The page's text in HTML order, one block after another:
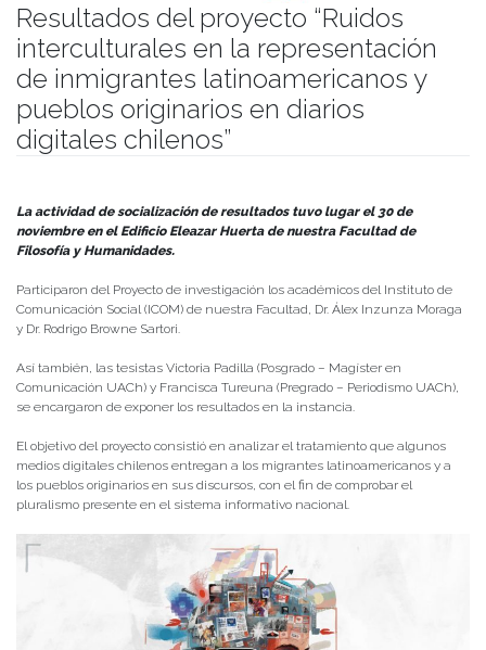
Resultados del proyecto “Ruidos
interculturales en la representación
de inmigrantes latinoamericanos y
pueblos originarios en diarios
digitales chilenos”
La actividad de socialización de resultados tuvo lugar el 30 de
noviembre en el Edificio Eleazar Huerta de nuestra Facultad de
Filosofía y Humanidades.
Participaron del Proyecto de investigación los académicos del Instituto de
Comunicación Social (ICOM) de nuestra Facultad, Dr. Álex Inzunza Moraga
y Dr. Rodrigo Browne Sartori.
Así también, las tesistas Victoria Padilla (Posgrado – Magíster en
Comunicación UACh) y Francisca Tureuna (Pregrado – Periodismo UACh),
se encargaron de exponer los resultados en la instancia.
El objetivo del proyecto consistió en analizar el tratamiento que algunos
medios digitales chilenos entregan a los migrantes latinoamericanos y a
los pueblos originarios en sus discursos, con el fin de comprobar el
pluralismo presente en el sistema informativo nacional.